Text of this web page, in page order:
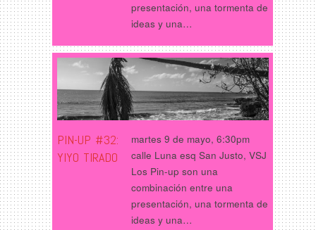
presentación, una tormenta de
ideas y una…
PIN-UP #32:
YIYO TIRADO
martes 9 de mayo, 6:30pm
calle Luna esq San Justo, VSJ
Los Pin-up son una
combinación entre una
presentación, una tormenta de
ideas y una…